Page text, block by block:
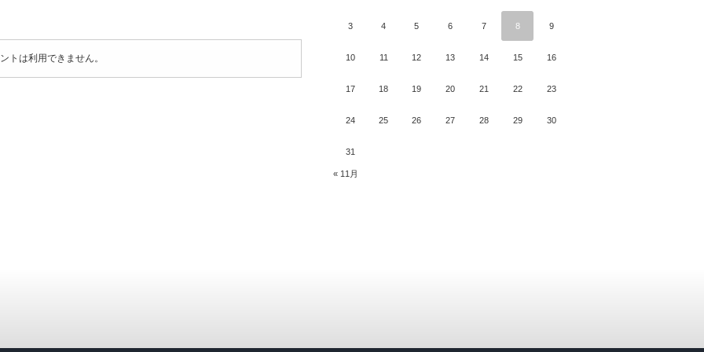
トは利用できません。
3 4 5 6 7 8 9
10 11 12 13 14 15 16
17 18 19 20 21 22 23
24 25 26 27 28 29 30
31
« 11月